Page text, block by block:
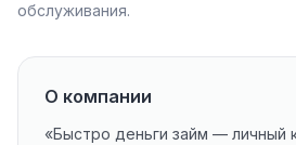
обслуживания.
О компании
«Быстро деньги займ — личный